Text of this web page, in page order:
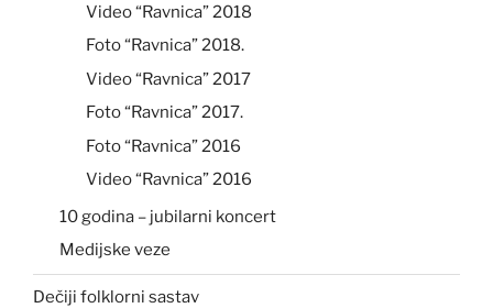
Video “Ravnica” 2018
Foto “Ravnica” 2018.
Video “Ravnica” 2017
Foto “Ravnica” 2017.
Foto “Ravnica” 2016
Video “Ravnica” 2016
10 godina – jubilarni koncert
Medijske veze
Dečiji folklorni sastav